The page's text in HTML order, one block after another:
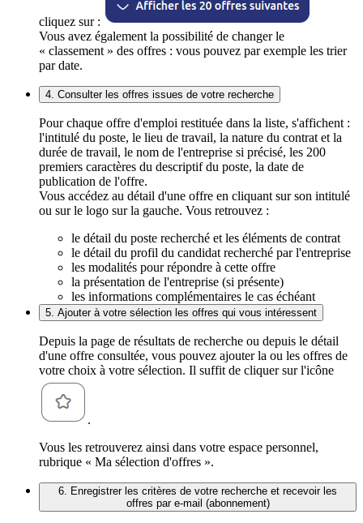
cliquez sur :
Vous avez également la possibilité de changer le
« classement » des offres : vous pouvez par exemple les trier
par date.
4. Consulter les offres issues de votre recherche
Pour chaque offre d'emploi restituée dans la liste, s'affichent :
l'intitulé du poste, le lieu de travail, la nature du contrat et la
durée de travail, le nom de l'entreprise si précisé, les 200
premiers caractères du descriptif du poste, la date de
publication de l'offre.
Vous accédez au détail d'une offre en cliquant sur son intitulé
ou sur le logo sur la gauche. Vous retrouvez :
le détail du poste recherché et les éléments de contrat
le détail du profil du candidat recherché par l'entreprise
les modalités pour répondre à cette offre
la présentation de l'entreprise (si présente)
les informations complémentaires le cas échéant
5. Ajouter à votre sélection les offres qui vous intéressent
Depuis la page de résultats de recherche ou depuis le détail
d'une offre consultée, vous pouvez ajouter la ou les offres de
votre choix à votre sélection. Il suffit de cliquer sur l'icône
.
Vous les retrouverez ainsi dans votre espace personnel,
rubrique « Ma sélection d'offres ».
6. Enregistrer les critères de votre recherche et recevoir les
offres par e-mail (abonnement)